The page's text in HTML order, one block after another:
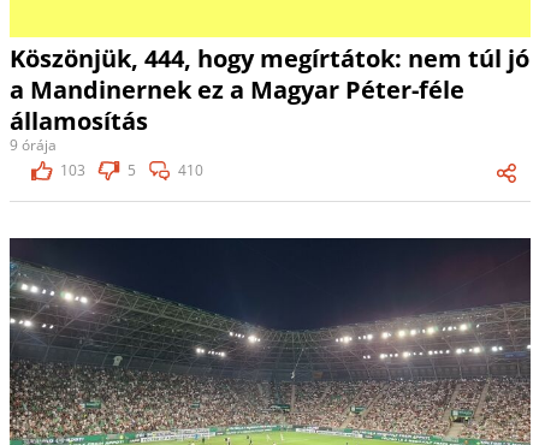
Köszönjük, 444, hogy megírtátok: nem túl jó
a Mandinernek ez a Magyar Péter-féle
államosítás
9 órája
103
5 410